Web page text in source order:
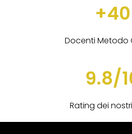
+40
Docenti Metodo
9.8/
Rating dei